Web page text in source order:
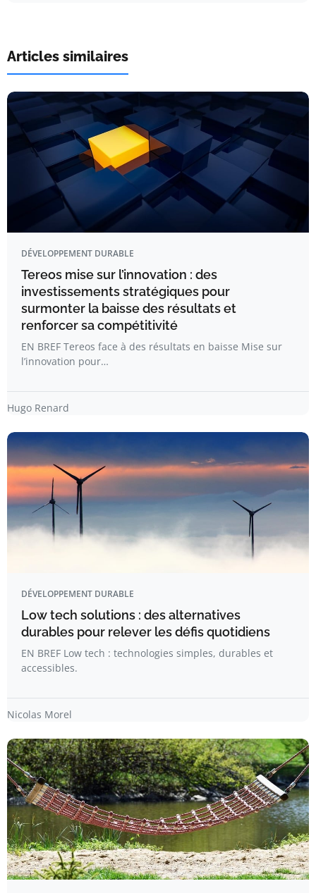
Articles similaires
DÉVELOPPEMENT DURABLE
Tereos mise sur l’innovation : des
investissements stratégiques pour
surmonter la baisse des résultats et
renforcer sa compétitivité
EN BREF Tereos face à des résultats en baisse Mise sur
l’innovation pour…
Hugo Renard
DÉVELOPPEMENT DURABLE
Low tech solutions : des alternatives
durables pour relever les défis quotidiens
EN BREF Low tech : technologies simples, durables et
accessibles.
Nicolas Morel